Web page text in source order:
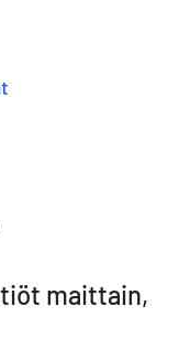
maittain,